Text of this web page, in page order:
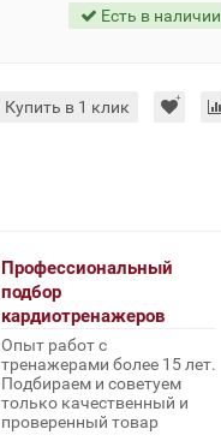
Есть в наличии
Купить в 1 клик
Профессиональный
подбор
кардиотренажеров
Опыт работ с
тренажерами более 15 лет.
Подбираем и советуем
только качественный и
проверенный товар